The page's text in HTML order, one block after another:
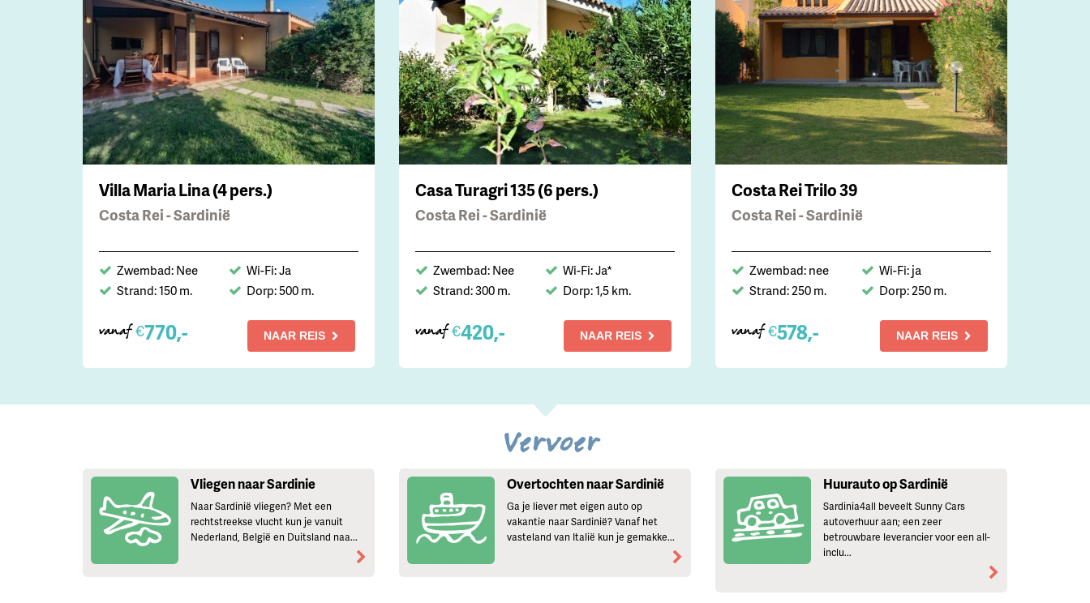
Villa Maria Lina (4 pers.)
Costa Rei - Sardinië
Zwembad: Nee
Wi-Fi: Ja
Strand: 150 m.
Dorp: 500 m.
vanaf €770,- NAAR REIS
Casa Turagri 135 (6 pers.)
Costa Rei - Sardinië
Zwembad: Nee
Wi-Fi: Ja*
Strand: 300 m.
Dorp: 1,5 km.
vanaf €420,- NAAR REIS
Costa Rei Trilo 39
Costa Rei - Sardinië
Zwembad: nee
Wi-Fi: ja
Strand: 250 m.
Dorp: 250 m.
vanaf €578,- NAAR REIS
Vervoer
Vliegen naar Sardinie
Naar Sardinië vliegen? Met een
rechtstreekse vlucht kun je vanuit
Nederland, België en Duitsland naa...
Overtochten naar Sardinië
Ga je liever met eigen auto op
vakantie naar Sardinië? Vanaf het
vasteland van Italië kun je gemakke...
Huurauto op Sardinië
Sardinia4all beveelt Sunny Cars
autoverhuur aan; een zeer
betrouwbare leverancier voor een all-
inclu...